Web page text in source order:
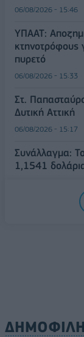
06/08/2026 - 15:46
ΥΠΑΑΤ:
κτηνοτρόφους
πυρετό
06/08/2026 - 15:33
Στ.
Δυτική Αττική
06/08/2026 - 15:17
Συνάλλαγμα:
1,1541
ΔΗΜΟΦΙΛΗ